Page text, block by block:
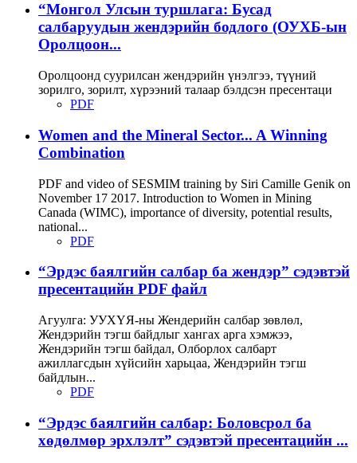
“Монгол Улсын туршлага: Бусад
салбаруудын жендэрийн бодлого (ОУХБ-ын
Оролцоон...
Оролцоонд суурилсан жендэрийн үнэлгээ, түүний
зорилго, зорилт, хүрээний талаар бэлдсэн пресентаци
PDF
Women and the Mineral Sector... A Winning
Combination
PDF and video of SESMIM training by Siri Camille Genik on
November 17 2017. Introduction to Women in Mining
Canada (WIMC), importance of diversity, potential results,
national...
PDF
“Эрдэс баялгийн салбар ба жендэр” сэдэвтэй
пресентацийн PDF файл
Агуулга: УУХҮЯ-ны Жендерийн салбар зөвлөл,
Жендэрийн тэгш байдлыг хангах арга хэмжээ,
Жендэрийн тэгш байдал, Олборлох салбарт
ажиллагсдын хүйсийн харьцаа, Жендэрийн тэгш
байдлын...
PDF
“Эрдэс баялгийн салбар: Боловсрол ба
хөдөлмөр эрхлэлт” сэдэвтэй пресентацийн ...